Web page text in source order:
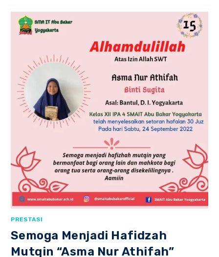
“NUR
AZIZAH”
PRESTASI
Semoga Menjadi Hafidzah
Mutqin “Asma Nur Athifah”